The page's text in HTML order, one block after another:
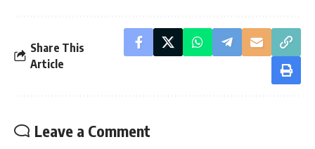
Share This
Article
Leave a Comment